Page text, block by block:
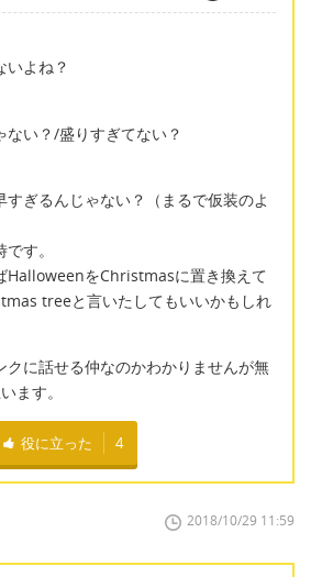
いよね？
ない？/盛りすぎてない？
すぎるんじゃない？（まるで仮装のよ
す。
HalloweenをChristmasに置き換えて
treeと言いたしてもいいかもしれ
クに話せる仲なのかわかりませんが無
ます。
役に立った 4
2018/10/29 11:59